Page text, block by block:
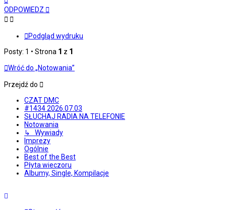
górę
ODPOWIEDZ
Podgląd wydruku
Posty: 1 • Strona 1 z 1
Wróć do „Notowania”
Przejdź do
CZAT DMC
#1434 2026.07.03
SŁUCHAJ RADIA NA TELEFONIE
Notowania
↳ Wywiady
Imprezy
Ogólnie
Best of the Best
Płyta wieczoru
Albumy, Single, Kompilacje